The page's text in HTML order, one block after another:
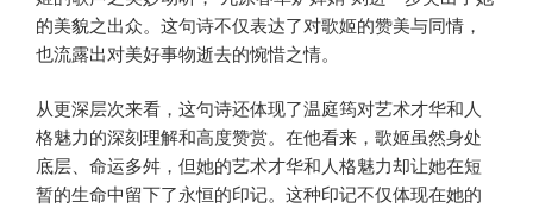
的美貌之出众。这句诗不仅表达了对歌姬的赞美与同情，
也流露出对美好事物逝去的惋惜之情。
从更深层次来看，这句诗还体现了温庭筠对艺术才华和人
格魅力的深刻理解和高度赞赏。在他看来，歌姬虽然身处
底层、命运多舛，但她的艺术才华和人格魅力却让她在短
暂的生命中留下了永恒的印记。这种印记不仅体现在她的